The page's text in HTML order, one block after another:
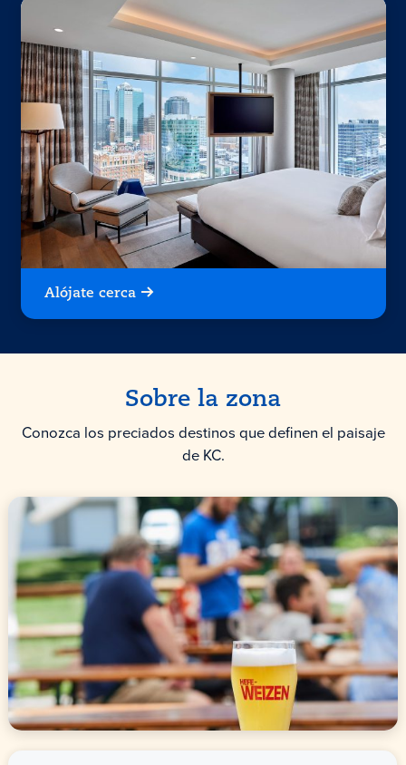
Alójate cerca
Sobre la zona
Conozca los preciados destinos que definen el paisaje
de KC.